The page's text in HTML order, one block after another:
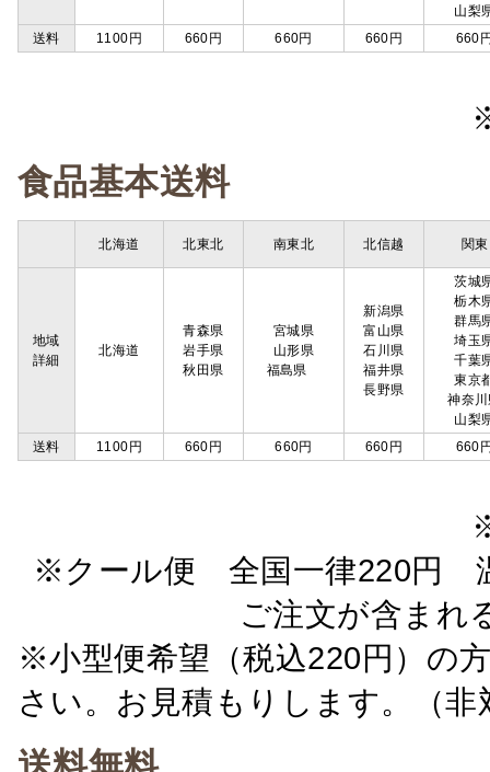
山梨
送料
1100円 660円 660円 660円 660
食品基本送料
北海道 北東北 南東北 北信越 関東
地域
詳細
北海道
青森県
岩手県
秋田県
宮城県
山形県
福島県
新潟県
富山県
石川県
福井県
長野県
茨城
栃木
群馬
埼玉
千葉
東京
神奈
山梨
送料
1100円 660円 660円 660円 660
※クール便 全国一律220円
ご注文が含ま
※小型便希望（税込220円）の
さい。お見積もりします。（非